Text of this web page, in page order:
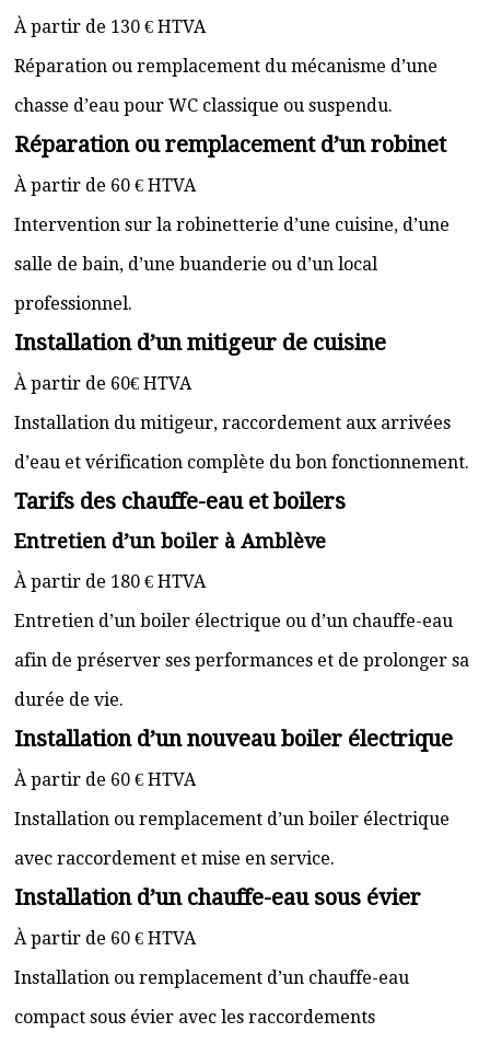
À partir de 130 € HTVA
Réparation ou remplacement du mécanisme d’une
chasse d’eau pour WC classique ou suspendu.
Réparation ou remplacement d’un robinet
À partir de 60 € HTVA
Intervention sur la robinetterie d’une cuisine, d’une
salle de bain, d’une buanderie ou d’un local
professionnel.
Installation d’un mitigeur de cuisine
À partir de 60€ HTVA
Installation du mitigeur, raccordement aux arrivées
d’eau et vérification complète du bon fonctionnement.
Tarifs des chauffe-eau et boilers
Entretien d’un boiler à Amblève
À partir de 180 € HTVA
Entretien d’un boiler électrique ou d’un chauffe-eau
afin de préserver ses performances et de prolonger sa
durée de vie.
Installation d’un nouveau boiler électrique
À partir de 60 € HTVA
Installation ou remplacement d’un boiler électrique
avec raccordement et mise en service.
Installation d’un chauffe-eau sous évier
À partir de 60 € HTVA
Installation ou remplacement d’un chauffe-eau
compact sous évier avec les raccordements